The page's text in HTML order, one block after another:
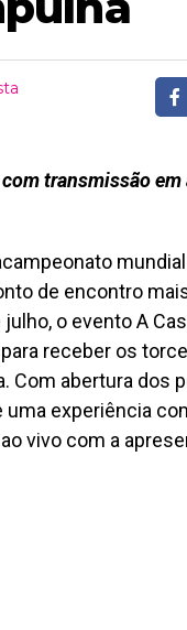
transmissão
de encontro
o evento A
receber os
Com abertura dos
uma experiência
vivo com a